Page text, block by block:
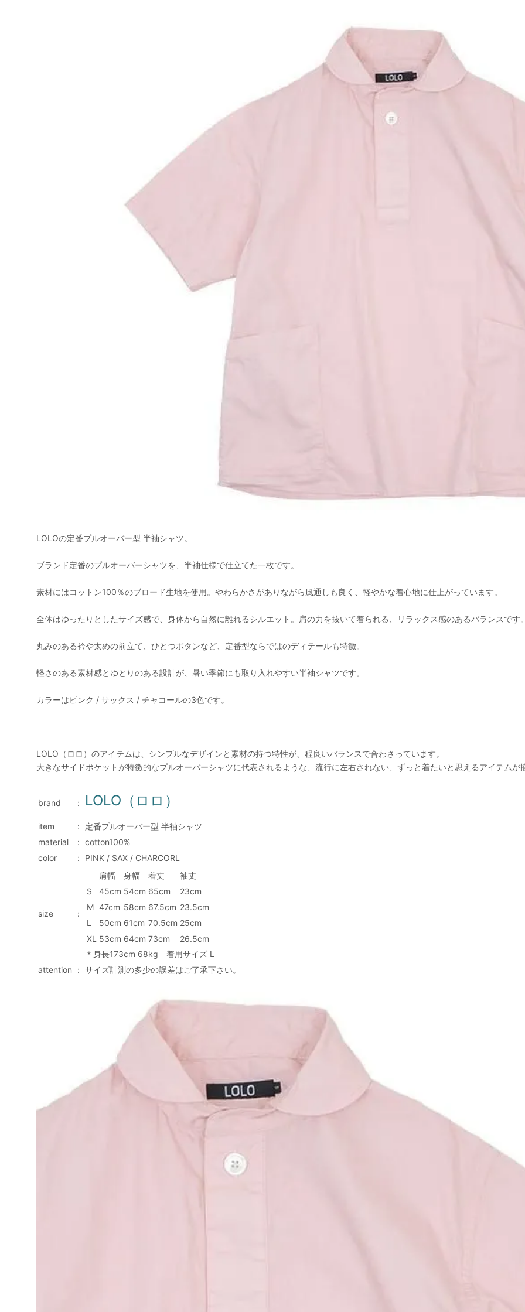
LOLOの定番プルオーバー型 半袖シャツ。
ブランド定番のプルオーバーシャツを、半袖仕様で仕立てた一枚です。
素材にはコットン100％のブロード生地を使用。やわらかさがありながら風通しも良く、軽やかな着心地に仕上がっています。
全体はゆったりとしたサイズ感で、身体から自然に離れるシルエット。肩の力を抜いて着られる、リラックス感のあるバランスです。
丸みのある衿や太めの前立て、ひとつボタンなど、定番型ならではのディテールも特徴。
軽さのある素材感とゆとりのある設計が、暑い季節にも取り入れやすい半袖シャツです。
カラーはピンク / サックス / チャコールの3色です。
LOLO（ロロ）のアイテムは、シンプルなデザインと素材の持つ特性が、程良いバランスで合わさっています。
大きなサイドポケットが特徴的なプルオーバーシャツに代表されるような、流行に左右されない、ずっと着たいと思えるアイテムが
brand ： LOLO（ロロ）
item ：
定番プルオーバー型 半袖シャツ
material
： cotton100%
color
： PINK / SAX / CHARCORL
size ：
肩幅 身幅 着丈
袖丈
S
45cm 54cm 65cm
23cm
M 47cm 58cm 67.5cm 23.5cm
L
50cm 61cm 70.5cm 25cm
XL 53cm 64cm 73cm
26.5cm
＊身長173cm 68kg 着用サイズ L
attention
： サイズ計測の多少の誤差はご了承下さい。